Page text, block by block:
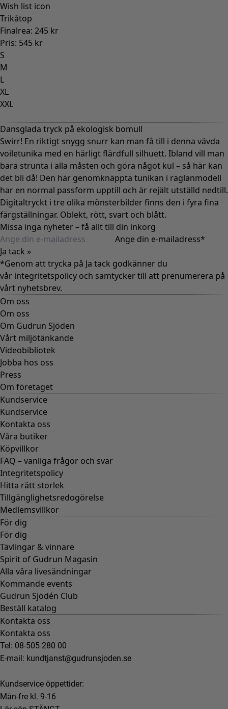
Wish list icon
Trikåtop
Finalrea: 245 kr
Pris: 545 kr
S
M
L
XL
XXL
Dansglada tryck på ekologisk bomull
Swirr! En riktigt snygg snurr kan man få till i denna vävda
voiletunika med en härligt flärdfull silhuett. Ibland vill man
bara strunta i alla måsten och göra något kul – så här kan
det bli då! Den här genomknäppta tunikan i raglanmodell
har en normal passform upptill och är rejält utställd nedtill.
Digitaltryckt i tre olika mönsterbilder finns den i fyra fina
färgställningar. Oblekt, rött, svart och blått.
Missa inga nyheter – få allt till din inkorg
Ange din e-mailadress*
Ja tack »
*Genom att trycka på Ja tack godkänner du
vår integritetspolicy och samtycker till att prenumerera på
vårt nyhetsbrev.
Om oss
Om oss
Om Gudrun Sjöden
Vårt miljötänkande
Videobibliotek
Jobba hos oss
Press
Om företaget
Kundservice
Kundservice
Kontakta oss
Våra butiker
Köpvillkor
FAQ – vanliga frågor och svar
Integritetspolicy
Hitta rätt storlek
Tillgänglighetsredogörelse
Medlemsvillkor
För dig
För dig
Tävlingar & vinnare
Spirit of Gudrun Magasin
Alla våra livesändningar
Kommande events
Gudrun Sjödén Club
Beställ katalog
Kontakta oss
Kontakta oss
Tel: 08-505 280 00
E-mail: kundtjanst@gudrunsjoden.se
Kundservice öppettider:
Mån-fre kl. 9-16